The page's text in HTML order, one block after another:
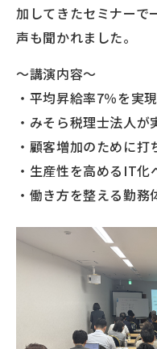
加してきたセミナーで
声も聞かれました。
～講演内容～
・平均昇給率7％を実
・みそら税理士法人が
・顧客増加のために打
・生産性を高めるIT
・働き方を整える勤